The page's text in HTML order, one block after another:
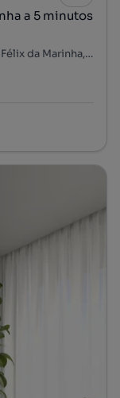
a 5 minutos
Praia de Brito - São Félix da Marinha, São Félix da Marinha, Vila Nova de Gaia, Porto